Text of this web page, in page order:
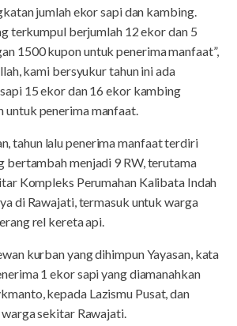
jumlah ekor sapi dan kambing.
terkumpul berjumlah 12 ekor dan 5
1500 kupon untuk penerima manfaat”,
kami bersyukur tahun ini ada
15 ekor dan 16 ekor kambing
untuk penerima manfaat.
tahun lalu penerima manfaat terdiri
bertambah menjadi 9 RW, terutama
Kompleks Perumahan Kalibata Indah
di Rawajati, termasuk untuk warga
rel kereta api.
kurban yang dihimpun Yayasan, kata
1 ekor sapi yang diamanahkan
kepada Lazismu Pusat, dan
sekitar Rawajati.